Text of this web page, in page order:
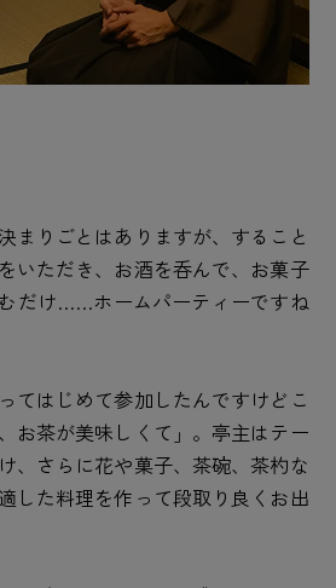
まりごとはありますが、すること
いただき、お酒を呑んで、お菓子
だけ……ホームパーティーですね
てはじめて参加したんですけどこ
お茶が美味しくて」。亭主はテー
、さらに花や菓子、茶碗、茶杓な
した料理を作って段取り良くお出